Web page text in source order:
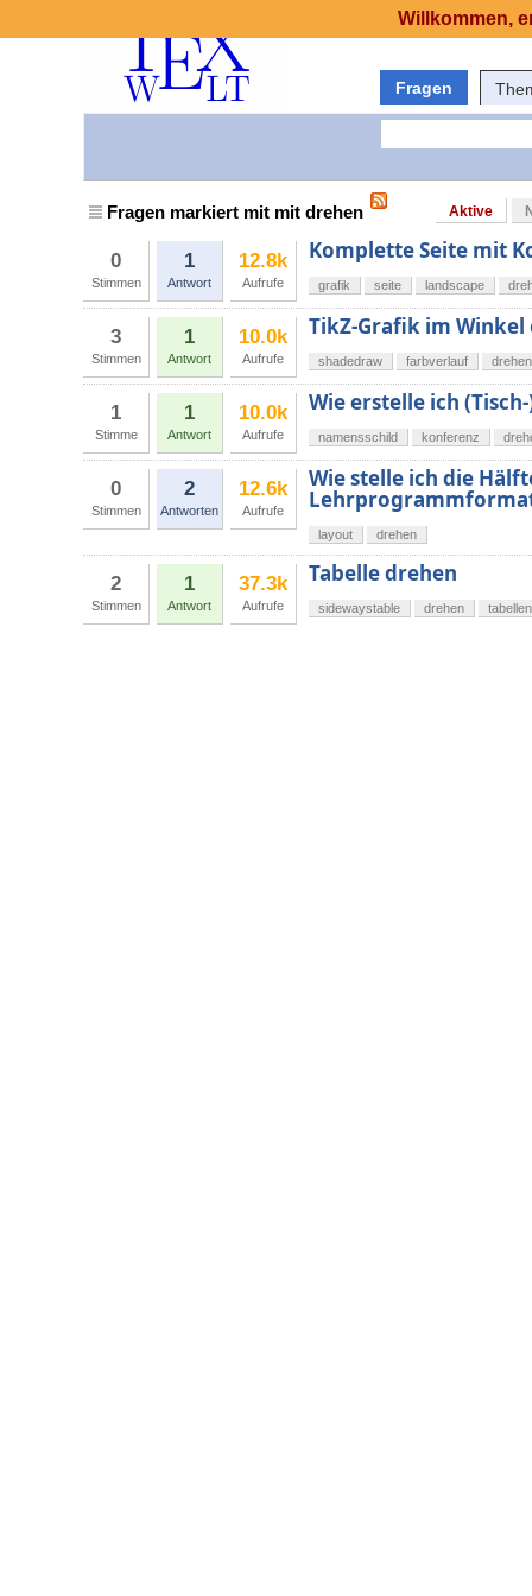
Fragen
Fragen markiert mit mit drehen Aktive
0
Stimmen
1
Antwort
12.8k
Aufrufe
Komplette Seite mit
grafik seite landscape
3
Stimmen
1
Antwort
10.0k
Aufrufe
TikZ-Grafik im
shadedraw farbverlauf drehen
1
Stimme
1
Antwort
10.0k
Aufrufe
Wie erstelle ich
namensschild konferenz
0
Stimmen
2
Antworten
12.6k
Aufrufe
Wie stelle ich die
layout drehen
2
Stimmen
1
Antwort
37.3k
Aufrufe
Tabelle drehen
sidewaystable drehen tabellen
Willkommen,